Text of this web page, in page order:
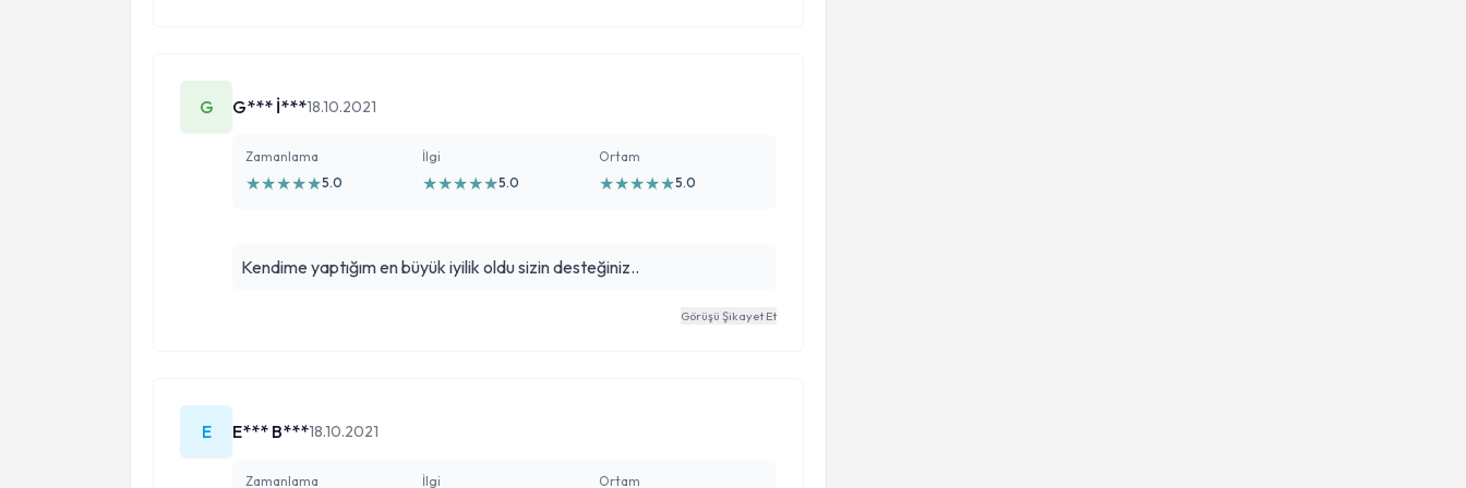
G G*** İ***18.10.2021
Zamanlama
★★★★★5.0
İlgi
★★★★★5.0
Ortam
★★★★★5.0
Kendime yaptığım en büyük iyilik oldu sizin desteğiniz..
Görüşü Şikayet Et
E E*** B***18.10.2021
Zamanlama İlgi Ortam